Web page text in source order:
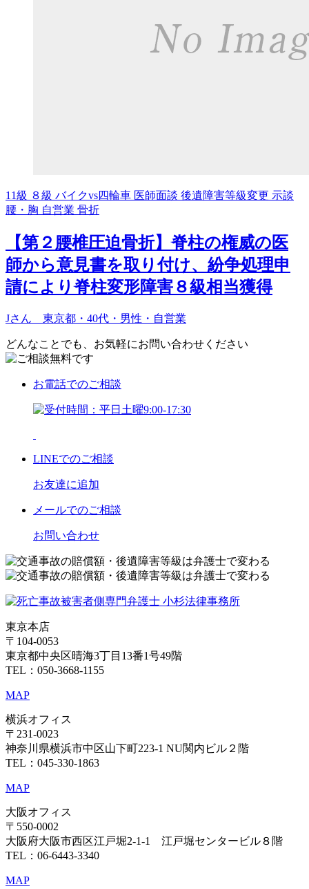
11級 ８級 バイクvs四輪車 医師面談 後遺障害等級変更 示談
腰・胸 自営業 骨折
【第２腰椎圧迫骨折】脊柱の権威の医
師から意見書を取り付け、紛争処理申
請により脊柱変形障害８級相当獲得
Jさん 東京都・40代・男性・自営業
どんなことでも、お気軽にお問い合わせください
お電話でのご相談
LINEでのご相談
お友達に追加
メールでのご相談
お問い合わせ
東京本店
〒104-0053
東京都中央区晴海3丁目13番1号49階
TEL：050-3668-1155
MAP
横浜オフィス
〒231-0023
神奈川県横浜市中区山下町223-1 NU関内ビル２階
TEL：045-330-1863
MAP
大阪オフィス
〒550-0002
大阪府大阪市西区江戸堀2-1-1 江戸堀センタービル８階
TEL：06-6443-3340
MAP